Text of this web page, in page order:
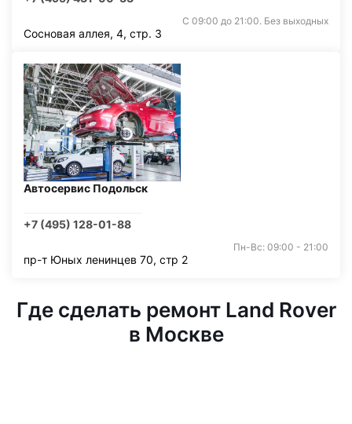
С 09:00 до 21:00. Без выходных
Сосновая аллея, 4, стр. 3
Автосервис Подольск
+7 (495) 128-01-88
Пн-Вс: 09:00 - 21:00
пр-т Юных ленинцев 70, стр 2
Где сделать ремонт Land Rover
в Москве